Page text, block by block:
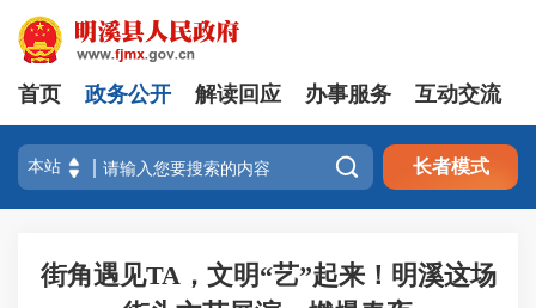
首页 政务公开 解读回应 办事服务 互动交流
 长者模式
街角遇见TA，文明“艺”起来！明溪这场